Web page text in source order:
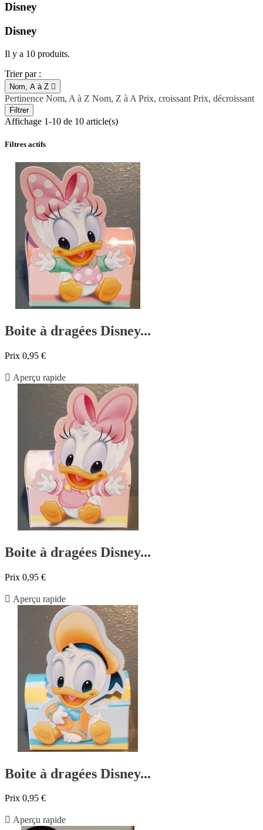
Disney
Disney
Il y a 10 produits.
Trier par :
Nom, A à Z 
Pertinence Nom, A à Z Nom, Z à A Prix, croissant Prix, décroissant
Filtrer
Affichage 1-10 de 10 article(s)
Filtres actifs
Boite à dragées Disney...
Prix 0,95 €
 Aperçu rapide
Boite à dragées Disney...
Prix 0,95 €
 Aperçu rapide
Boite à dragées Disney...
Prix 0,95 €
 Aperçu rapide